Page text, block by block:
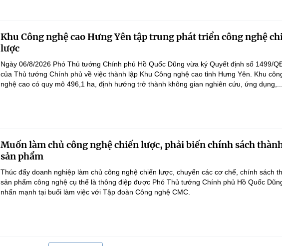
Khu Công nghệ cao Hưng Yên tập trung phát triển công nghệ
lược
Ngày 06/8/2026 Phó Thủ tướng Chính phủ Hồ Quốc Dũng vừa ký Quyết định số 1499/
của Thủ tướng Chính phủ về việc thành lập Khu Công nghệ cao tỉnh Hưng Yên. Khu
nghệ cao có quy mô 496,1 ha, định hướng trở thành không gian nghiên cứu, ứng
Muốn làm chủ công nghệ chiến lược, phải biến chính sách
sản phẩm
Thúc đẩy doanh nghiệp làm chủ công nghệ chiến lược, chuyển các cơ chế, chính sách
sản phẩm công nghệ cụ thể là thông điệp được Phó Thủ tướng Chính phủ Hồ Quốc
nhấn mạnh tại buổi làm việc với Tập đoàn Công nghệ CMC.